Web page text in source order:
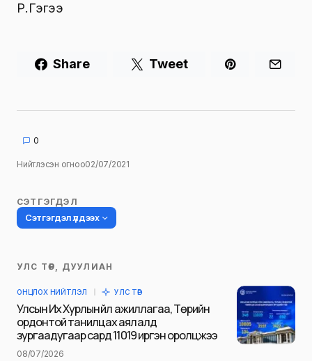
Р.Гэгээ
Share Tweet
0
Нийтлэсэн огноо02/07/2021
СЭТГЭГДЭЛ
Сэтгэгдэл үлдээх
Таны имэйл хаягийг нийтлэхгүй.
тэмдэглэсэн
Name
УЛС ТӨР, ДУУЛИАН
ОНЦЛОХ НИЙТЛЭЛ УЛС ТӨР
Улсын Их Хурлын үйл ажиллагаа, Төрийн
ордонтой танилцах аялалд
зургаадугаар сард 11019 иргэн оролцжээ
08/07/2026